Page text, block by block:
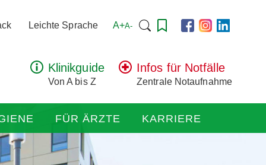
Leichte Sprache A+A- Suchen
Klinikguide
Von A bis Z
Infos für Notfälle
Zentrale Notaufnahme
FÜR ÄRZTE KARRIERE